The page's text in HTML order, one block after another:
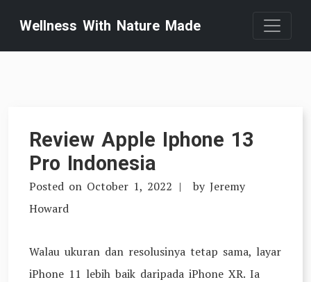
content
Wellness With Nature Made
Review Apple Iphone 13
Pro Indonesia
Posted on October 1, 2022 by Jeremy
Howard
Walau ukuran dan resolusinya tetap sama, layar
iPhone 11 lebih baik daripada iPhone XR. Ia